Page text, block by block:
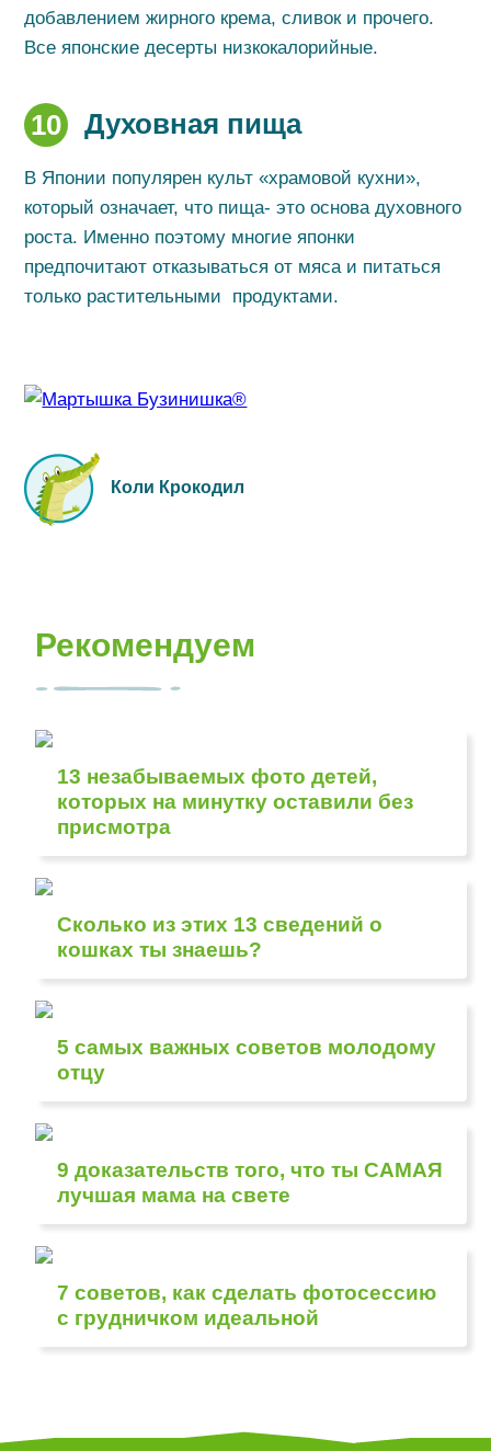
добавлением жирного крема, сливок и прочего.
Все японские десерты низкокалорийные.
10 Духовная пища
В Японии популярен культ «храмовой кухни»,
который означает, что пища- это основа духовного
роста. Именно поэтому многие японки
предпочитают отказываться от мяса и питаться
только растительными продуктами.
Коли Крокодил
Рекомендуем
13 незабываемых фото детей,
которых на минутку оставили без
присмотра
Сколько из этих 13 сведений о
кошках ты знаешь?
5 самых важных советов молодому
отцу
9 доказательств того, что ты САМАЯ
лучшая мама на свете
7 советов, как сделать фотосессию
с грудничком идеальной